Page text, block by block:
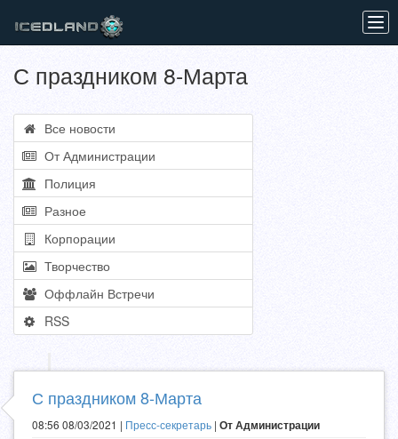
С праздником 8-Марта
Все новости
От Администрации
Полиция
Разное
Корпорации
Творчество
Оффлайн Встречи
RSS
С праздником 8-Марта
08:56 08/03/2021 | Пресс-секретарь | От Администрации